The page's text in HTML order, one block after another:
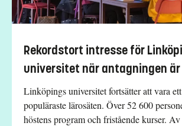
Rekordstort intresse för
universitet när antagningen
Linköpings universitet fortsätter att vara
populäraste lärosäten. Över 52 600
höstens program och fristående kurser.